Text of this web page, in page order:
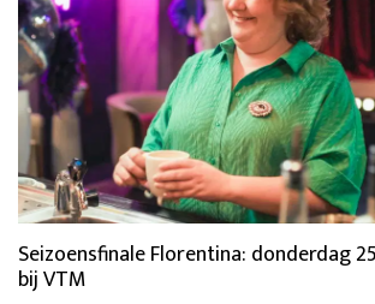
Seizoensfinale Florentina: donderdag
bij VTM